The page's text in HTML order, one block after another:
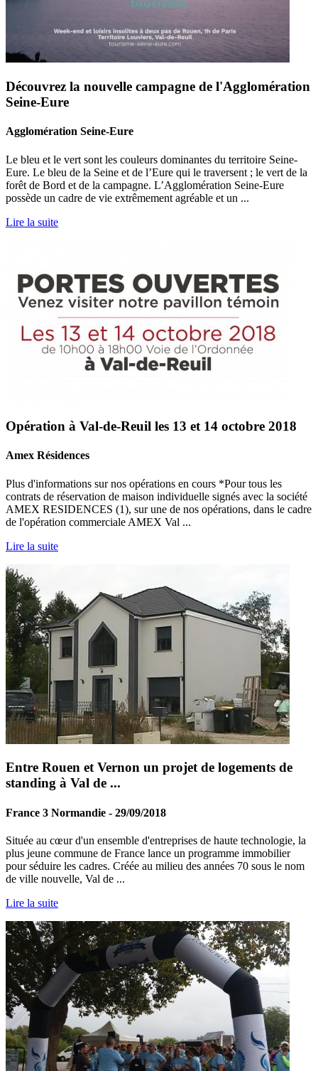
Découvrez la nouvelle campagne de l'Agglomération
Seine-Eure
Agglomération Seine-Eure
Le bleu et le vert sont les couleurs dominantes du territoire Seine-
Eure. Le bleu de la Seine et de l’Eure qui le traversent ; le vert de la
forêt de Bord et de la campagne. L’Agglomération Seine-Eure
possède un cadre de vie extrêmement agréable et un ...
Lire la suite
Opération à Val-de-Reuil les 13 et 14 octobre 2018
Amex Résidences
Plus d'informations sur nos opérations en cours *Pour tous les
contrats de réservation de maison individuelle signés avec la société
AMEX RESIDENCES (1), sur une de nos opérations, dans le cadre
de l'opération commerciale AMEX Val ...
Lire la suite
Entre Rouen et Vernon un projet de logements de
standing à Val de ...
France 3 Normandie - 29/09/2018
Située au cœur d'un ensemble d'entreprises de haute technologie, la
plus jeune commune de France lance un programme immobilier
pour séduire les cadres. Créée au milieu des années 70 sous le nom
de ville nouvelle, Val de ...
Lire la suite